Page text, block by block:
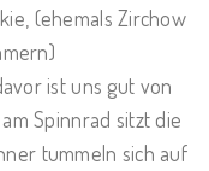
(ehemals Zirchow
ist uns gut von
Spinnrad sitzt die
tummeln sich auf